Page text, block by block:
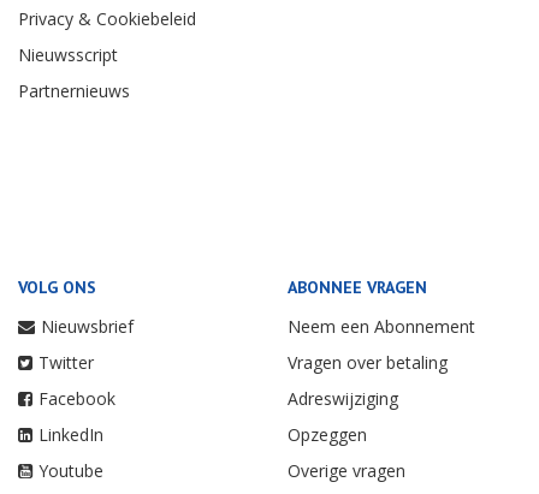
Privacy & Cookiebeleid
Nieuwsscript
Partnernieuws
VOLG ONS
Nieuwsbrief
Twitter
Facebook
LinkedIn
Youtube
ABONNEE VRAGEN
Neem een Abonnement
Vragen over betaling
Adreswijziging
Opzeggen
Overige vragen